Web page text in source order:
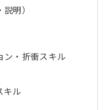
明）
ン・折衝スキル
キル